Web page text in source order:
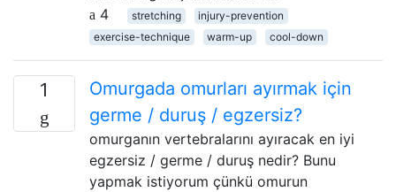
4
stretching
injury-prevention
exercise-technique
warm-up cool-down
1
Omurgada omurları ayırmak için
germe / duruş / egzersiz?
omurganın vertebralarını ayıracak en iyi
egzersiz / germe / duruş nedir? Bunu
yapmak istiyorum çünkü omurun